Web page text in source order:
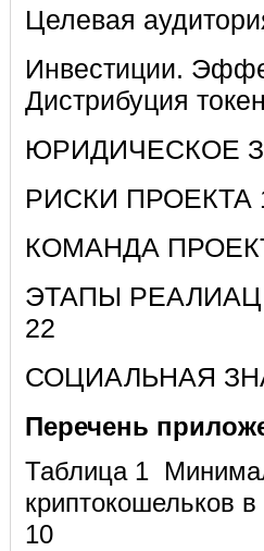
Целевая
Инвестиции.
Дистрибуция
ЮРИДИЧЕСКОЕ
РИСКИ ПРОЕКТА
КОМАНДА
ЭТАПЫ
22
СОЦИАЛЬНАЯ
Перечень
Таблица 1
криптокошельков
10